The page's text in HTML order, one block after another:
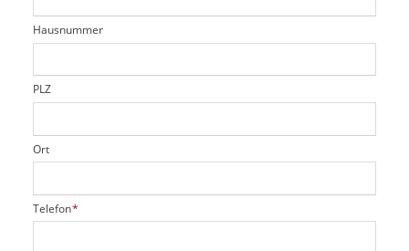
r
d
t
f
e
d
Hausnummer
PLZ
Ort
P
f
Telefon*